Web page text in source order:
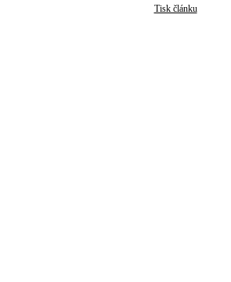
Tisk článku